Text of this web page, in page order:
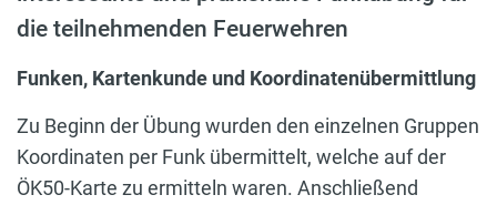
die teilnehmenden Feuerwehren
Funken, Kartenkunde und Koordinatenübermittlung
Zu Beginn der Übung wurden den einzelnen Gruppen
Koordinaten per Funk übermittelt, welche auf der
ÖK50-Karte zu ermitteln waren. Anschließend